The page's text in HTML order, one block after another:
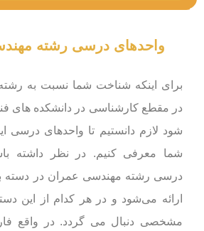
واحدهای درسی رشته
برای اینکه شناخت شما نسبت به
در مقطع کارشناسی در دانشکده های
شود لازم دانستیم تا واحدهای درسی
شما معرفی کنیم. در نظر داشته
درسی رشته مهندسی عمران در دسته
ارائه می‌شود و در هر کدام از این
مشخصی دنبال می گردد. در واقع